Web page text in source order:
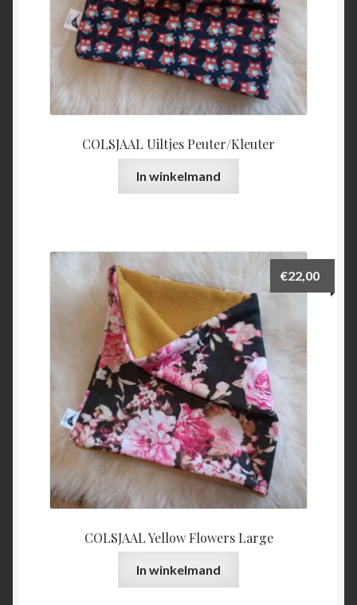
COLSJAAL Uiltjes Peuter/Kleuter
In winkelmand
COLSJAAL Yellow Flowers Large
€22,00
In winkelmand